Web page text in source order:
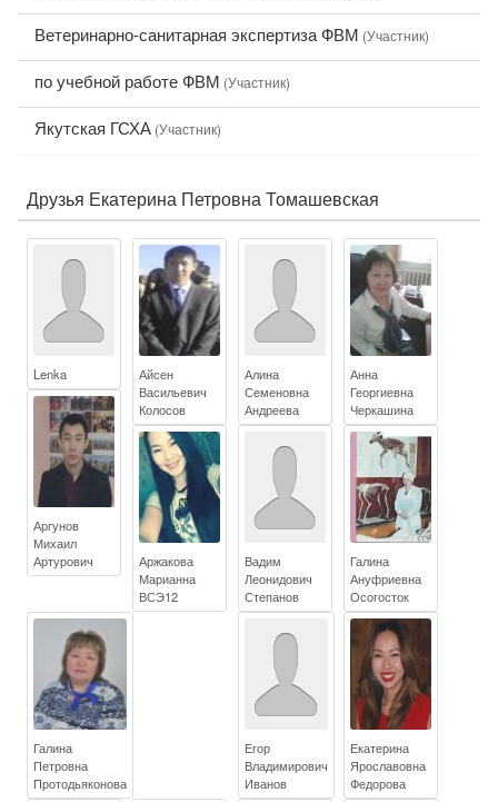
ж
Ветеринарно-санитарная экспертиза ФВМ (Участник)
по учебной работе ФВМ (Участник)
Якутская ГСХА (Участник)
Друзья Екатерина Петровна Томашевская
Lenka
Айсен
Васильевич
Колосов
Алина
Семеновна
Андреева
Анна
Георгиевна
Черкашина
Аргунов
Михаил
Артурович
Аржакова
Марианна
ВСЭ12
Вадим
Леонидович
Степанов
Галина
Ануфриевна
Осогосток
Галина
Петровна
Протодьяконова
Егор
Владимирович
Иванов
Екатерина
Ярославовна
Федорова